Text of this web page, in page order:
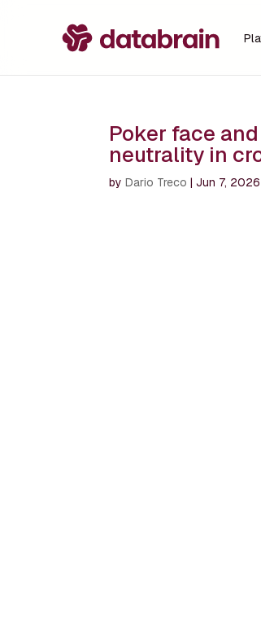
Poker face
neutrality in
byDario Treco | Jun 7, 2026